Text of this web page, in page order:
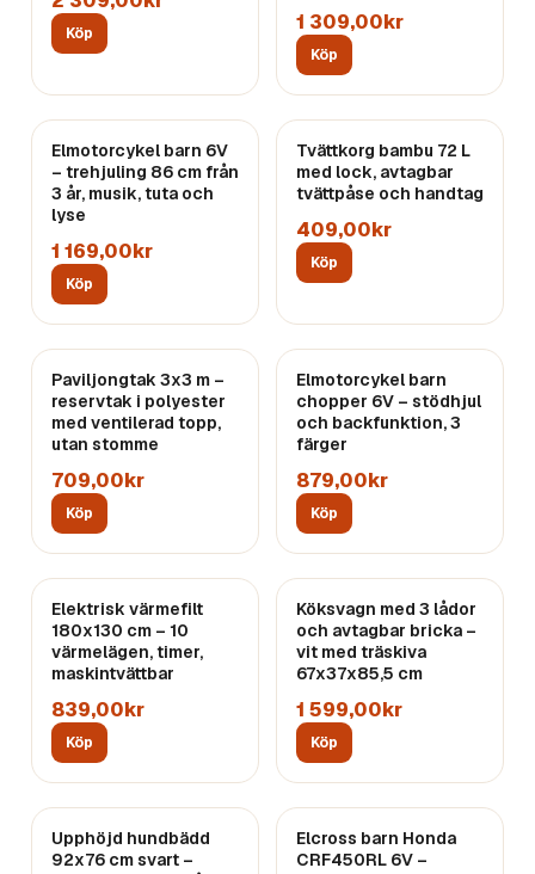
Köp 1 309,00kr
Köp
Elmotorcykel barn 6V
– trehjuling 86 cm från
3 år, musik, tuta och
lyse
1 169,00kr
Köp
Tvättkorg bambu 72 L
med lock, avtagbar
tvättpåse och handtag
409,00kr
Köp
Paviljongtak 3x3 m –
reservtak i polyester
med ventilerad topp,
utan stomme
709,00kr
Köp
Elmotorcykel barn
chopper 6V – stödhjul
och backfunktion, 3
färger
879,00kr
Köp
Elektrisk värmefilt
180x130 cm – 10
värmelägen, timer,
maskintvättbar
839,00kr
Köp
Köksvagn med 3 lådor
och avtagbar bricka –
vit med träskiva
67x37x85,5 cm
1 599,00kr
Köp
Upphöjd hundbädd
92x76 cm svart –
Elcross barn Honda
CRF450RL 6V –